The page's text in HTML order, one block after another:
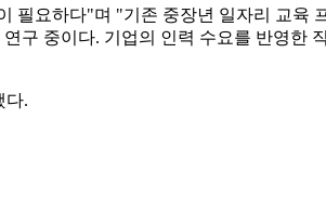
필요하다"며 "기존 중장년 일자리 교육
구 중이다. 기업의 인력 수요를 반영한
다.